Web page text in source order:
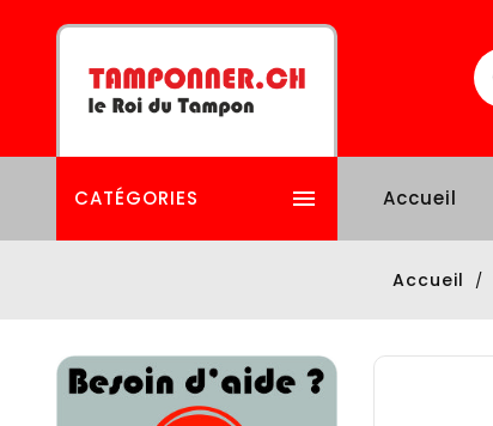
CATÉGORIES  Accueil
Accueil